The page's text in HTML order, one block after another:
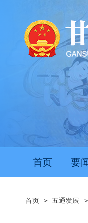
首页 要
首页 > 五通发展 >